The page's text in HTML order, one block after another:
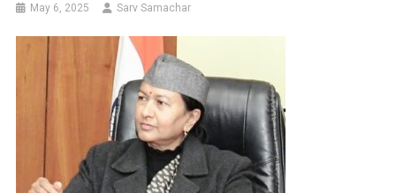
May 6, 2025 Sarv Samachar